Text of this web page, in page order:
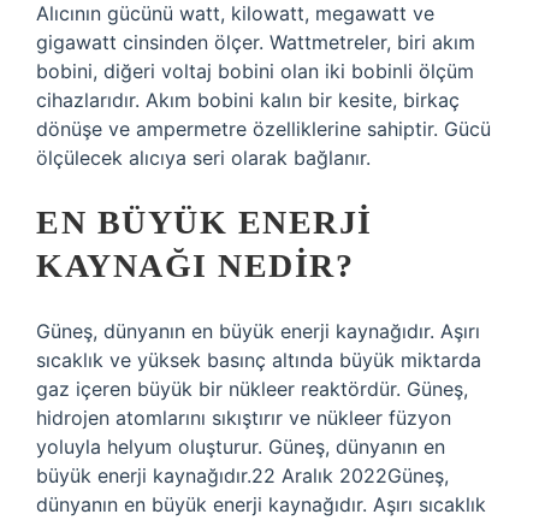
Alıcının gücünü watt, kilowatt, megawatt ve
gigawatt cinsinden ölçer. Wattmetreler, biri akım
bobini, diğeri voltaj bobini olan iki bobinli ölçüm
cihazlarıdır. Akım bobini kalın bir kesite, birkaç
dönüşe ve ampermetre özelliklerine sahiptir. Gücü
ölçülecek alıcıya seri olarak bağlanır.
EN BÜYÜK ENERJI
KAYNAĞI NEDIR?
Güneş, dünyanın en büyük enerji kaynağıdır. Aşırı
sıcaklık ve yüksek basınç altında büyük miktarda
gaz içeren büyük bir nükleer reaktördür. Güneş,
hidrojen atomlarını sıkıştırır ve nükleer füzyon
yoluyla helyum oluşturur. Güneş, dünyanın en
büyük enerji kaynağıdır.22 Aralık 2022Güneş,
dünyanın en büyük enerji kaynağıdır. Aşırı sıcaklık